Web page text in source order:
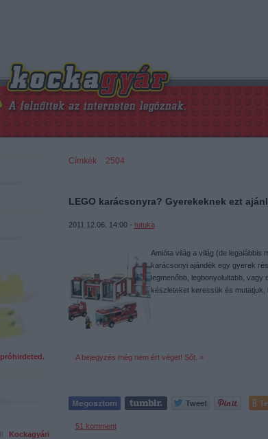
Kockagyári
Címkék» 2504
LEGO karácsonyra? Gyerekeknek ezt
2011.12.06. 14:00 - tutuka
Amióta világ a világ (de legalábbis
karácsonyi ajándék egy gyerek
legmenőbb, legbonyolultabb, vagy
készleteket keressük és mutatjuk,
A bejegyzés még nem ért véget! Sőt. »
51 komment